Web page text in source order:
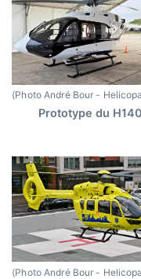
(Photo André Bour -
Prototype du H140
(Photo André Bour -